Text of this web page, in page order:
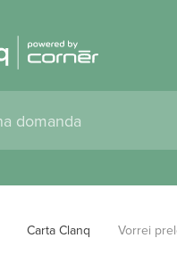
Carta Clanq Vorrei